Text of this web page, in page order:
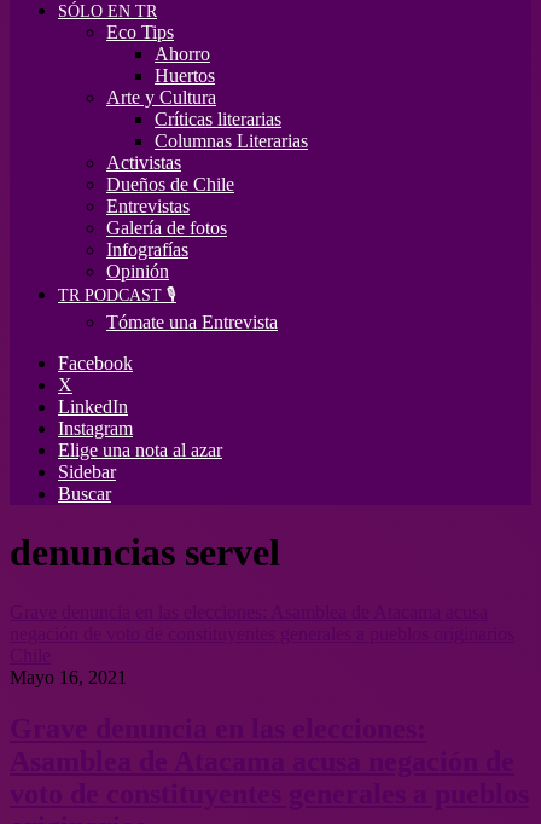
SÓLO EN TR
Eco Tips
Ahorro
Huertos
Arte y Cultura
Críticas literarias
Columnas Literarias
Activistas
Dueños de Chile
Entrevistas
Galería de fotos
Infografías
Opinión
TR PODCAST 🎙️
Tómate una Entrevista
Facebook
X
LinkedIn
Instagram
Elige una nota al azar
Sidebar
Buscar
denuncias servel
Mayo 16, 2021